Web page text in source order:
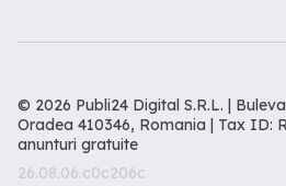
© 2026 Publi24 Digital S.R.L. |
Oradea 410346, Romania | Tax ID:
anunturi gratuite
26.08.06.c0c206c